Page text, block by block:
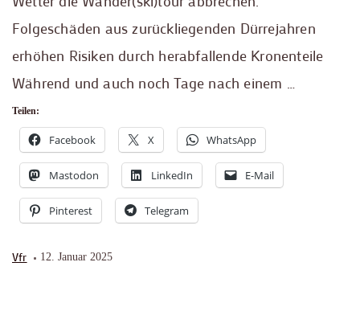
Folgeschäden aus zurückliegenden Dürrejahren
erhöhen Risiken durch herabfallende Kronenteile
Während und auch noch Tage nach einem …
Teilen:
Facebook X WhatsApp
Mastodon LinkedIn E-Mail
Pinterest Telegram
Vfr 12. Januar 2025